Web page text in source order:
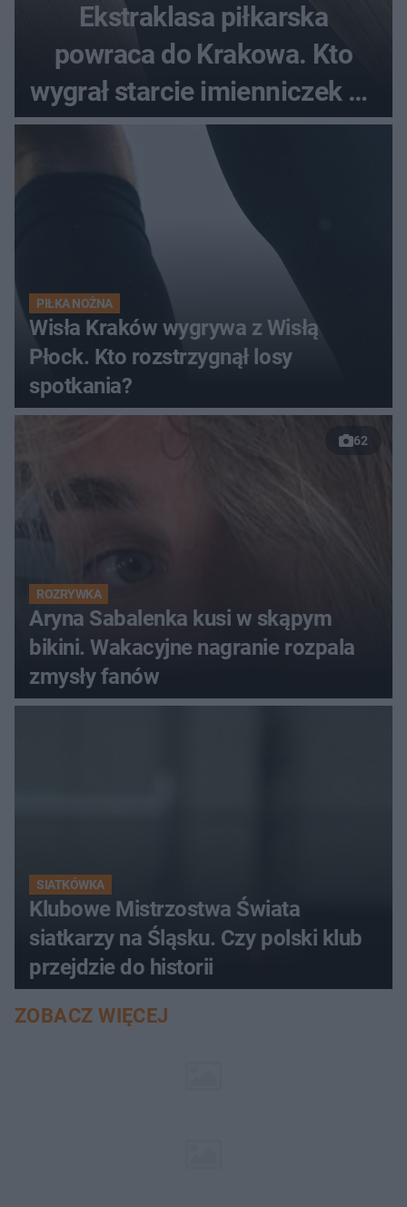
Ekstraklasa piłkarska
powraca do Krakowa. Kto
wygrał starcie imienniczek na
pełnym stadionie
PIŁKA NOŻNA
Wisła Kraków wygrywa z Wisłą
Płock. Kto rozstrzygnął losy
spotkania?
62
ROZRYWKA
Aryna Sabalenka kusi w skąpym
bikini. Wakacyjne nagranie rozpala
zmysły fanów
SIATKÓWKA
Klubowe Mistrzostwa Świata
siatkarzy na Śląsku. Czy polski klub
przejdzie do historii
ZOBACZ WIĘCEJ